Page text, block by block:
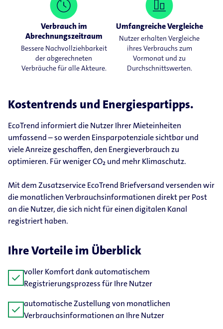
Verbrauch im
Abrechnungszeitraum
Bessere Nachvollziehbarkeit
der abgerechneten
Verbräuche für alle Akteure.
Umfangreiche Vergleiche
Nutzer erhalten Vergleiche
ihres Verbrauchs zum
Vormonat und zu
Durchschnittswerten.
Kostentrends und Energiespartipps.
EcoTrend informiert die Nutzer Ihrer Mieteinheiten
umfassend – so werden Einsparpotenziale sichtbar und
viele Anreize geschaffen, den Energieverbrauch zu
optimieren. Für weniger CO₂ und mehr Klimaschutz.
Mit dem Zusatzservice EcoTrend Briefversand versenden wir
die monatlichen Verbrauchsinformationen direkt per Post
an die Nutzer, die sich nicht für einen digitalen Kanal
registriert haben.
Ihre Vorteile im Überblick
check voller Komfort dank automatischem
Registrierungsprozess für Ihre Nutzer
check automatische Zustellung von monatlichen
Verbrauchsinformationen an Ihre Nutzer